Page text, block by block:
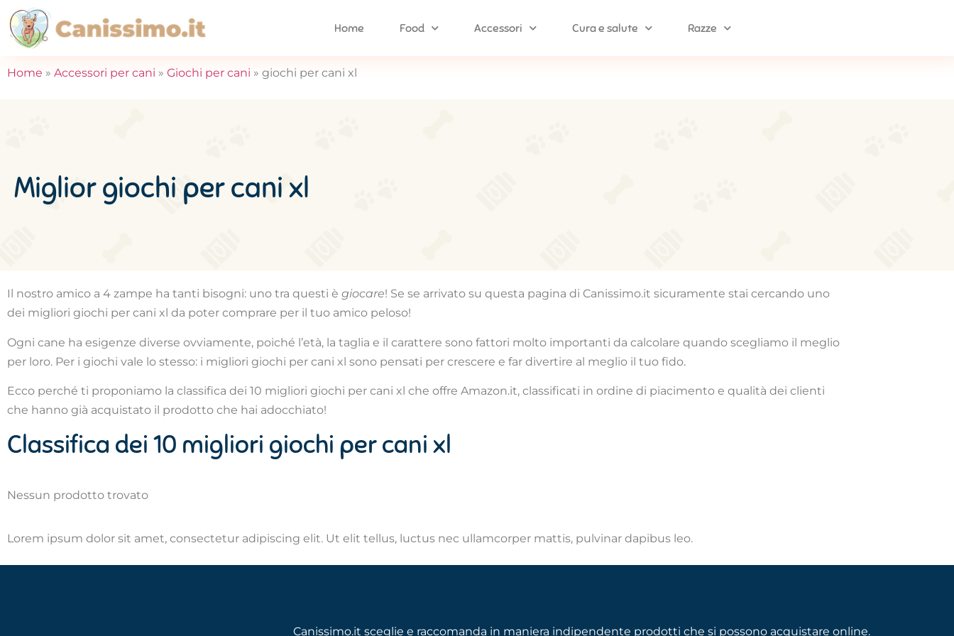
Home Food Accessori Cura e salute Razze
Home » Accessori per cani » Giochi per cani » giochi per cani xl
Miglior giochi per cani xl
Il nostro amico a 4 zampe ha tanti bisogni: uno tra questi è giocare! Se se arrivato su questa pagina di Canissimo.it sicuramente stai cercando uno
dei migliori giochi per cani xl da poter comprare per il tuo amico peloso!
Ogni cane ha esigenze diverse ovviamente, poiché l’età, la taglia e il carattere sono fattori molto importanti da calcolare quando scegliamo il meglio
per loro. Per i giochi vale lo stesso: i migliori giochi per cani xl sono pensati per crescere e far divertire al meglio il tuo fido.
Ecco perché ti proponiamo la classifica dei 10 migliori giochi per cani xl che offre Amazon.it, classificati in ordine di piacimento e qualità dei clienti
che hanno già acquistato il prodotto che hai adocchiato!
Classifica dei 10 migliori giochi per cani xl
Nessun prodotto trovato
Lorem ipsum dolor sit amet, consectetur adipiscing elit. Ut elit tellus, luctus nec ullamcorper mattis, pulvinar dapibus leo.
Canissimo.it sceglie e raccomanda in maniera indipendente prodotti che si possono acquistare online.